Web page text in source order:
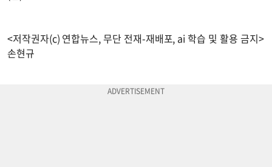
<저작권자(c) 연합뉴스, 무단 전재-재배포, ai 학습 및 활용 금지>
손현규